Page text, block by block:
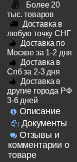
Более 20
тыс. товаров
Доставка в
любую точку СНГ
Доставка по
Москве за 1-2 дня
Доставка в
Спб за 2-3 дня
Доставка в
другие города РФ
3-6 дней
Описание
Документы
Отзывы и
комментарии о
товаре